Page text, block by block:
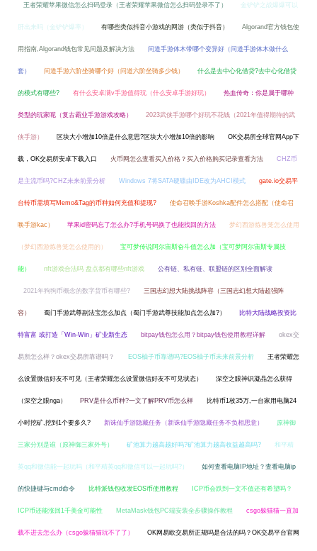
王者荣耀苹果微信怎么扫码登录（王者荣耀苹果微信怎么扫码登录不了） 金铲铲之战爆爆可以
肝出来吗（金铲铲爆率） 有哪些类似抖音小游戏的网游（类似于抖音） Algorand官方钱包使
用指南,Algorand钱包常见问题及解决方法 问道手游体木带哪个变异好（问道手游体木做什么
套） 问道手游六阶坐骑哪个好（问道六阶坐骑多少钱） 什么是去中心化借贷?去中心化借贷
的模式有哪些? 有什么安卓满v手游值得玩（什么安卓手游好玩） 热血传奇：你是属于哪种
类型的玩家呢（复古霸业手游游戏攻略） 2023武侠手游哪个好玩不花钱（2021年值得期待的武
侠手游） 区块大小增加10倍是什么意思?区块大小增加10倍的影响 OK交易所全球官网App下
载，OK交易所安卓下载入口 火币网怎么查看买入价格？买入价格购买记录查看方法 CHZ币
是主流币吗?CHZ未来前景分析 Windows 7将SATA硬碟由IDE改为AHCI模式 gate.io交易平
台转币需填写Memo&Tag的币种如何充值和提现? 使命召唤手游Koshka配件怎么搭配（使命召
唤手游kac） 苹果id密码忘了怎么办?手机号码换了也能找回的方法 梦幻西游炼兽笼怎么使用
（梦幻西游炼兽笼怎么使用的） 宝可梦传说阿尔宙斯奋斗值怎么加（宝可梦阿尔宙斯专属技
能） nft游戏合法吗 盘点都有哪些nft游戏 公有链、私有链、联盟链的区别全面解读
2021年狗狗币概念的数字货币有哪些? 三国志幻想大陆挑战阵容（三国志幻想大陆超强阵
容） 蜀门手游武尊副法宝怎么加点（蜀门手游武尊技能加点怎么加?） 比特大陆战略投资比
特富富 或打造「Win-Win」矿业新生态 bitpay钱包怎么用？bitpay钱包使用教程详解 okex交
易所怎么样？okex交易所靠谱吗？ EOS柚子币靠谱吗?EOS柚子币未来前景分析 王者荣耀怎
么设置微信好友不可见（王者荣耀怎么设置微信好友不可见状态） 深空之眼神识凝晶怎么获得
（深空之眼nga） PRV是什么币种?一文了解PRV币怎么样 比特币1枚35万,一台家用电脑24
小时挖矿,挖到1个要多久? 新诛仙手游隐藏任务（新诛仙手游隐藏任务不负相思意） 原神御
三家分别是谁（原神御三家外号） 矿池算力越高越好吗?矿池算力越高收益越高吗? 和平精
英qq和微信能一起玩吗（和平精英qq和微信可以一起玩吗?） 如何查看电脑IP地址？查看电脑ip
的快捷键与cmd命令 比特派钱包收发EOS币使用教程 ICP币会跌到一文不值还有希望吗？
ICP币还能涨回1千美金可能性 MetaMask钱包PC端安装全步骤操作教程 csgo躲猫猫一直加
载不进去怎么办（csgo躲猫猫玩不了了） OK网易欧交易所正规吗是合法的吗？OK交易平台官网